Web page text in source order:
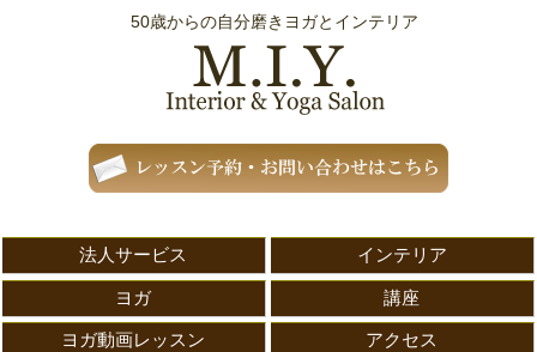
50歳からの自分磨きヨガとインテリア
法人サービス インテリア
ヨガ 講座
ヨガ動画レッスン アクセス